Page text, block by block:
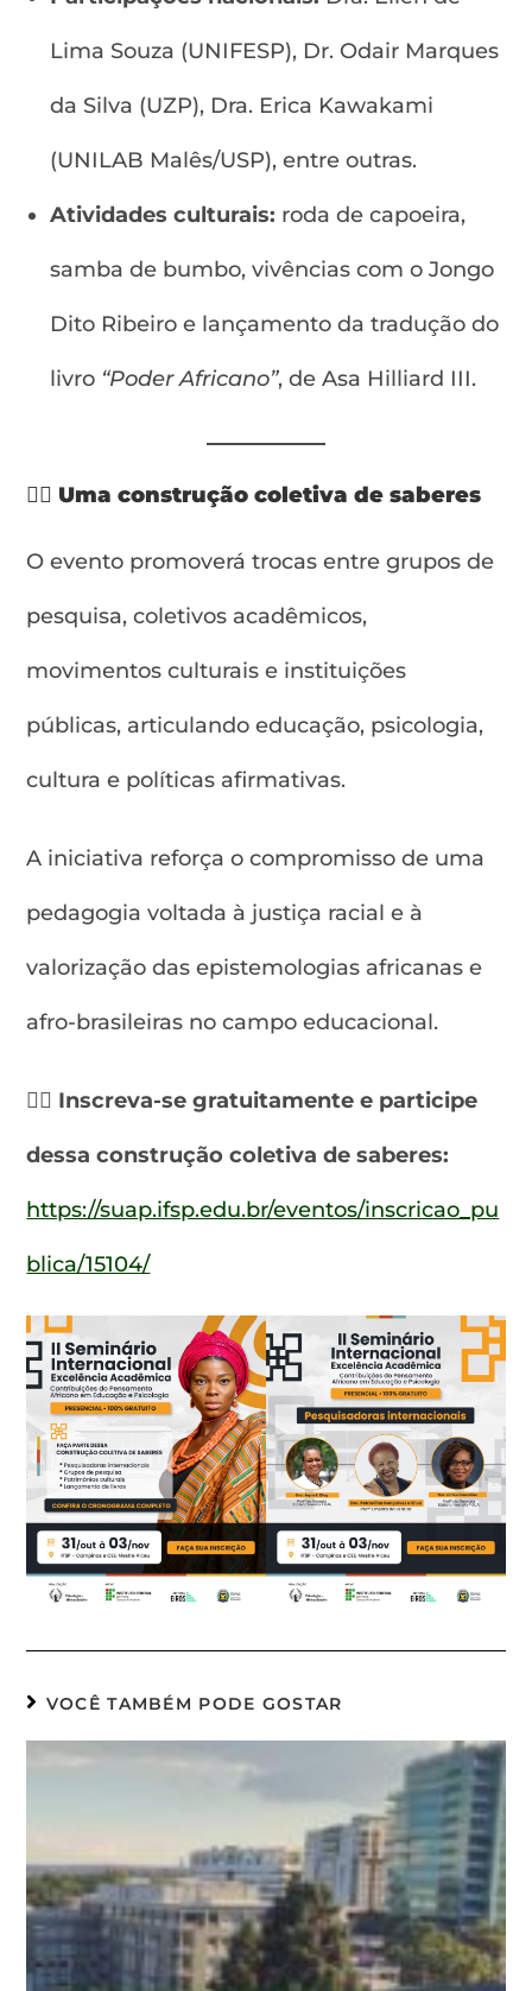
Lima Souza (UNIFESP), Dr. Odair Marques
da Silva (UZP), Dra. Erica Kawakami
(UNILAB Malês/USP), entre outras.
Atividades culturais: roda de capoeira,
samba de bumbo, vivências com o Jongo
Dito Ribeiro e lançamento da tradução do
livro “Poder Africano”, de Asa Hilliard III.
✊🏾 Uma construção coletiva de saberes
O evento promoverá trocas entre grupos de
pesquisa, coletivos acadêmicos,
movimentos culturais e instituições
públicas, articulando educação, psicologia,
cultura e políticas afirmativas.
A iniciativa reforça o compromisso de uma
pedagogia voltada à justiça racial e à
valorização das epistemologias africanas e
afro-brasileiras no campo educacional.
👉🏾 Inscreva-se gratuitamente e participe
dessa construção coletiva de saberes:
https://suap.ifsp.edu.br/eventos/inscricao_pu
blica/15104/
VOCÊ TAMBÉM PODE GOSTAR